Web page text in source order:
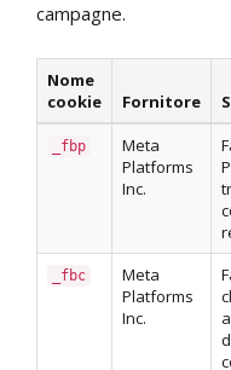
campagne.
Nome
cookie
Fornitore
_fbp
Meta
Platforms
Inc.
_fbc
Meta
Platforms
Inc.